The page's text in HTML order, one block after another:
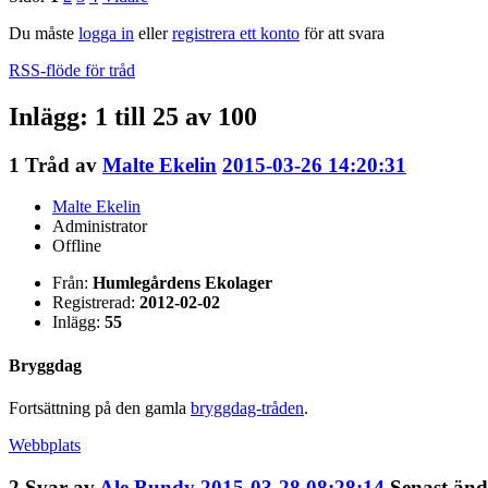
Du måste logga in ellerregistrera ett konto för att svara
RSS-flöde för tråd
Inlägg: 1 till 25 av 100
1 Tråd av Malte Ekelin 2015-03-26 14:20:31
Malte Ekelin
Administrator
Offline
Från: Humlegårdens Ekolager
Registrerad: 2012-02-02
Inlägg: 55
Bryggdag
Fortsättning på den gamla bryggdag-tråden.
Webbplats